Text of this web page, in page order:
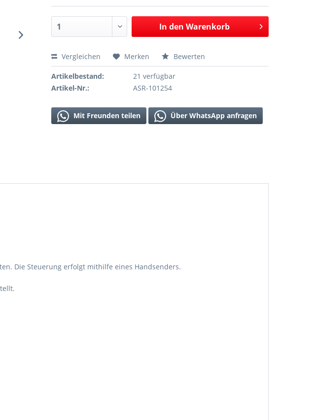
In den Warenkorb
Vergleichen Merken Bewerten
Artikelbestand:
21 verfügbar
Artikel-Nr.:
ASR-101254
Mit Freunden teilen Über WhatsApp anfragen
Die Steuerung erfolgt mithilfe eines Handsenders.